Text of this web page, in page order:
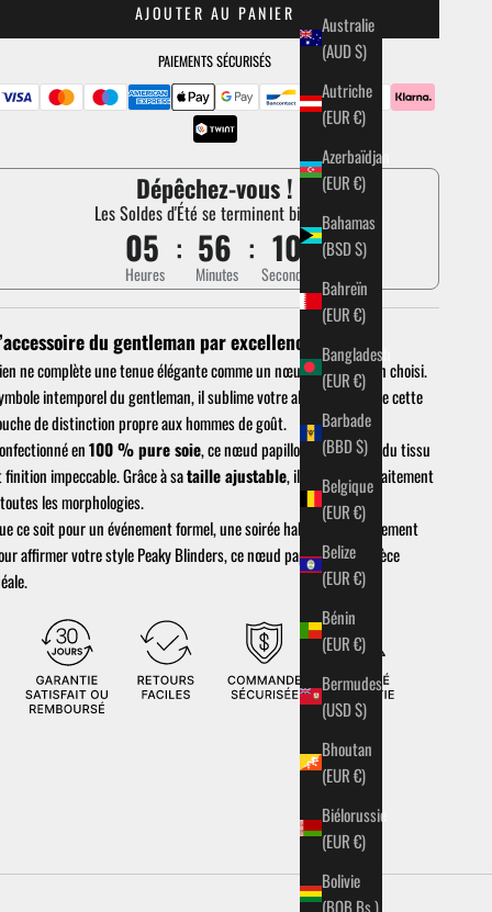
Australie
(AUD $)
Autriche
(EUR €)
Azerbaïdjan
(EUR €)
Bahamas
(BSD $)
Bahreïn
(EUR €)
Bangladesh
(EUR €)
Barbade
(BBD $)
Belgique
(EUR €)
Belize
(EUR €)
Bénin
(EUR €)
Bermudes
(USD $)
Bhoutan
(EUR €)
Biélorussie
(EUR €)
Bolivie
(BOB Bs.)
AJOUTER AU PANIER
PAIEMENTS SÉCURISÉS
Dépêchez-vous !
Les Soldes d'Été se terminent bientôt
05 : 56 : 09
Heures Minutes Secondes
du gentleman par excellence
ne complète une tenue élégante comme un nœud papillon bien choisi.
intemporel du gentleman, il sublime votre allure et apporte cette
de distinction propre aux hommes de goût.
en100 % pure soie, ce nœud papillon allie finesse du tissu
finition impeccable. Grâce à sataille ajustable, il s’adapte parfaitement
les morphologies.
ce soit pour un événement formel, une soirée habillée ou simplement
affirmer votre style Peaky Blinders, ce nœud papillon est la pièce